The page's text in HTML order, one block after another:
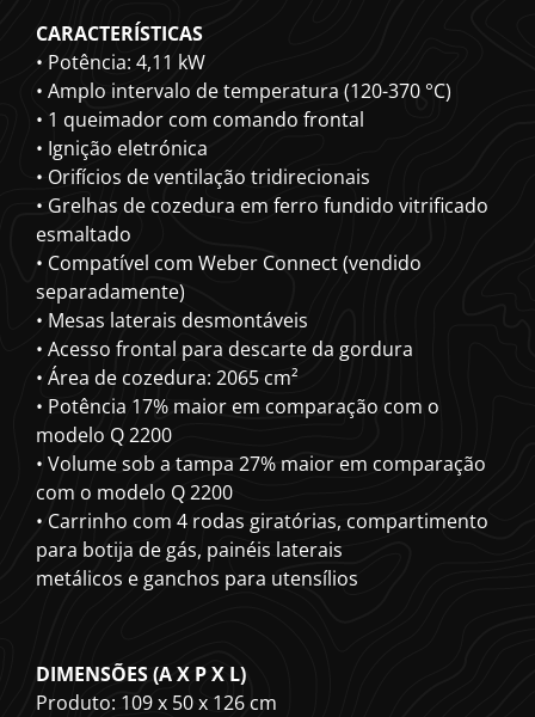
CARACTERÍSTICAS
• Potência: 4,11 kW
• Amplo intervalo de temperatura (120-370 °C)
• 1 queimador com comando frontal
• Ignição eletrónica
• Orifícios de ventilação tridirecionais
• Grelhas de cozedura em ferro fundido vitrificado
esmaltado
• Compatível com Weber Connect (vendido
separadamente)
• Mesas laterais desmontáveis
• Acesso frontal para descarte da gordura
• Área de cozedura: 2065 cm²
• Potência 17% maior em comparação com o
modelo Q 2200
• Volume sob a tampa 27% maior em comparação
com o modelo Q 2200
• Carrinho com 4 rodas giratórias, compartimento
para botija de gás, painéis laterais
metálicos e ganchos para utensílios
DIMENSÕES (A X P X L)
Produto: 109 x 50 x 126 cm